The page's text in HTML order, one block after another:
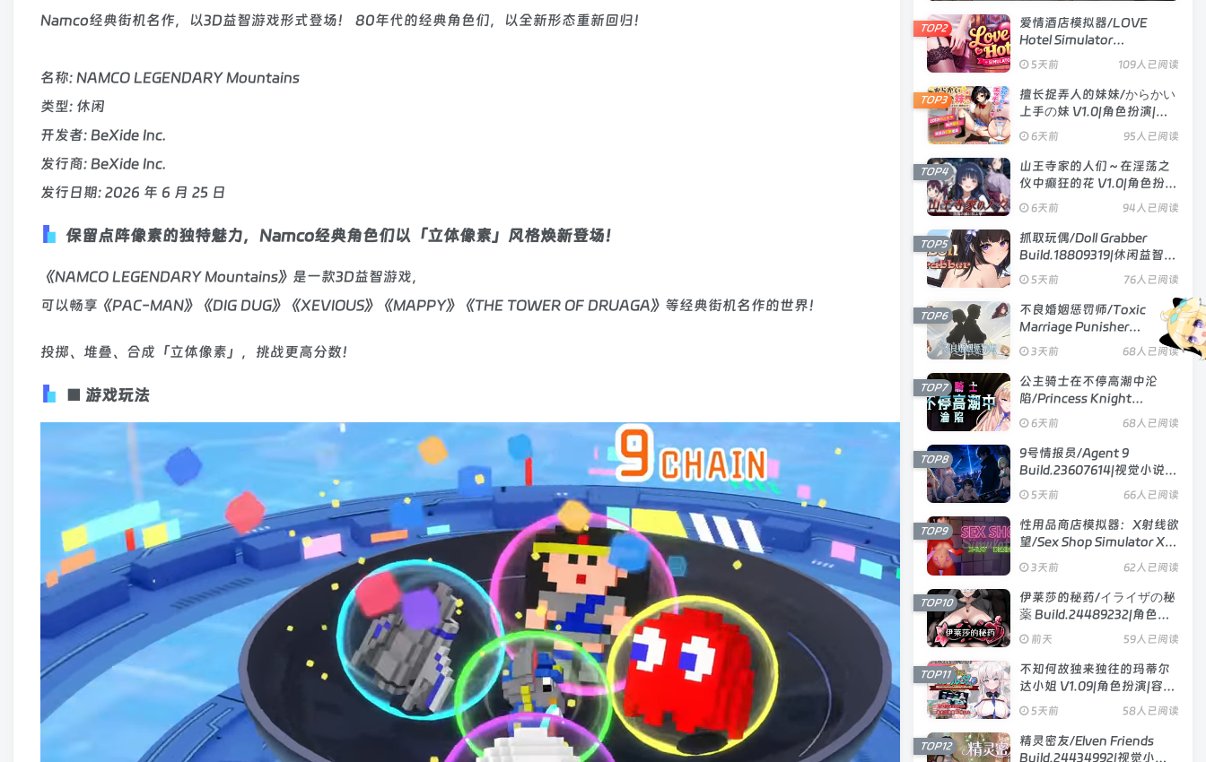
Namco经典街机名作，以3D益智游戏形式登场！ 80年代的经典角色们，以全新形态重新回归！
名称: NAMCO LEGENDARY Mountains
类型: 休闲
开发者: BeXide Inc.
发行商: BeXide Inc.
发行日期: 2026 年 6 月 25 日
保留点阵像素的独特魅力，Namco经典角色们以「立体像素」风格焕新登场！
《NAMCO LEGENDARY Mountains》是一款3D益智游戏，
可以畅享《PAC-MAN》《DIG DUG》《XEVIOUS》《MAPPY》《THE TOWER OF DRUAGA》等经典街机名作的世界！
投掷、堆叠、合成「立体像素」，挑战更高分数！
■ 游戏玩法
爱情酒店模拟器/LOVE
Hotel Simulator
Build.24183576|模拟经营|
容量4.8GB|官方中文版
5天前 109人已阅读
TOP2
擅长捉弄人的妹妹/からかい
上手の妹 V1.0|角色扮演|容
量593MB|汉化版
6天前 95人已阅读
TOP3
山王寺家的人们～在淫荡之
仪中癫狂的花 V1.0|角色扮
演|容量1.3GB|官方中文版
6天前 94人已阅读
TOP4
抓取玩偶/Doll Grabber
Build.18809319|休闲益智|
容量354MB|官方中文版
5天前 76人已阅读
TOP5
不良婚姻惩罚师/Toxic
Marriage Punisher
Build.23738704|策略模拟|
容量896MB|官方中文版
3天前 68人已阅读
TOP6
公主骑士在不停高潮中沦
陷/Princess Knight
Concedes to Cum V1.2.5|视
觉小说|容量1.2GB|官方中文
版
6天前 68人已阅读
TOP7
9号情报员/Agent 9
Build.23607614|视觉小说|
容量1.2GB|官方中文版
5天前 66人已阅读
TOP8
性用品商店模拟器：X射线欲
望/Sex Shop Simulator X
RAY DESIRE V26.06.15|模
拟经营|容量3.3GB|官方中文
版
3天前 62人已阅读
TOP9
伊莱莎的秘药/イライザの秘
薬 Build.24489232|角色扮
演|容量743MB|官方中文版
前天 59人已阅读
TOP10
不知何故独来独往的玛蒂尔
达小姐 V1.09|角色扮演|容量
2GB|官方中文版
5天前 58人已阅读
TOP11
精灵密友/Elven Friends
Build.24434992|视觉小说|
TOP12